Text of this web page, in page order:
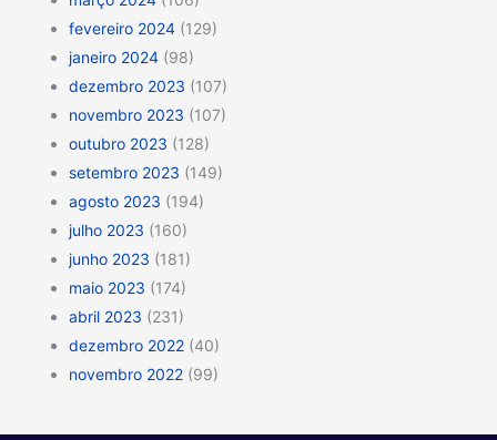
fevereiro 2024 (129)
janeiro 2024 (98)
dezembro 2023 (107)
novembro 2023 (107)
outubro 2023 (128)
setembro 2023 (149)
agosto 2023 (194)
julho 2023 (160)
junho 2023 (181)
maio 2023 (174)
abril 2023 (231)
dezembro 2022 (40)
novembro 2022 (99)